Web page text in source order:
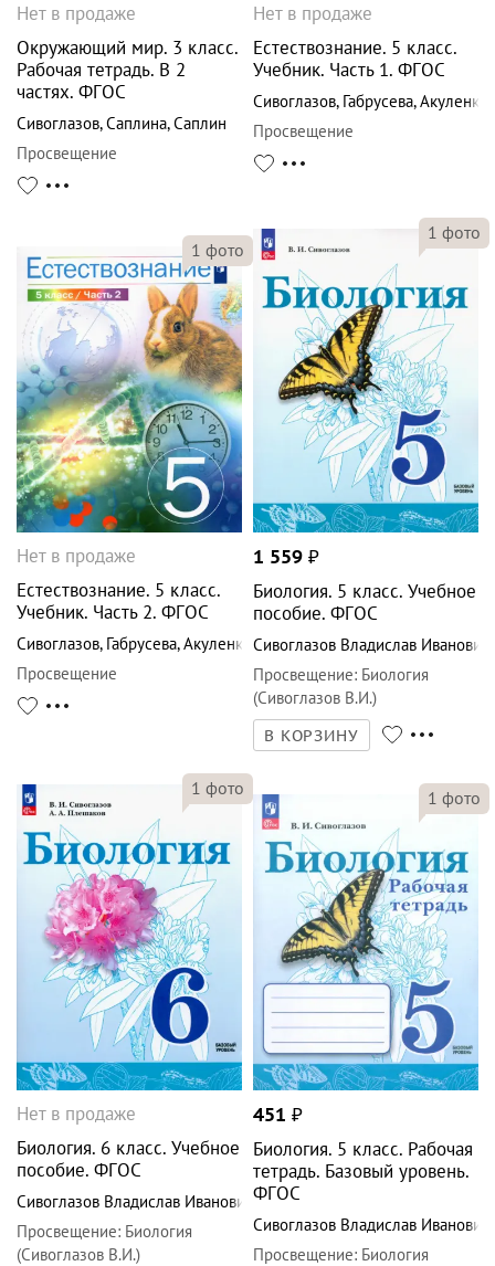
Нет в продаже
Окружающий мир. 3 класс.
Рабочая тетрадь. В 2
частях. ФГОС
Сивоглазов,Саплина,Саплин
Просвещение
Нет в продаже
Естествознание. 5 класс.
Учебник. Часть 1. ФГОС
Сивоглазов, Габрусева,Акуленко
Просвещение
1 фото
Нет в продаже
Естествознание. 5 класс.
Учебник. Часть 2. ФГОС
Сивоглазов, Габрусева,Акуленко
Просвещение
1 фото
1 559 ₽
Биология. 5 класс. Учебное
пособие. ФГОС
Сивоглазов Владислав Иванович
Просвещение: Биология
(Сивоглазов В.И.)
В КОРЗИНУ
1 фото
Нет в продаже
Биология. 6 класс. Учебное
пособие. ФГОС
Сивоглазов Владислав Иванович
Просвещение: Биология
(Сивоглазов В.И.)
1 фото
451 ₽
Биология. 5 класс. Рабочая
тетрадь. Базовый уровень.
ФГОС
Сивоглазов Владислав Иванович
Просвещение: Биология